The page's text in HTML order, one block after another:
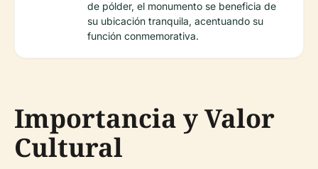
de pólder, el monumento se beneficia de
su ubicación tranquila, acentuando su
función conmemorativa.
Importancia y Valor
Cultural